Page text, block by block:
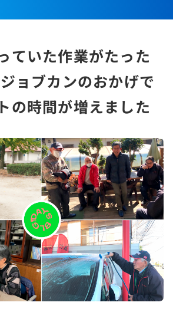
ていた作業がたった
ョブカンのおかげで
の時間が増えました